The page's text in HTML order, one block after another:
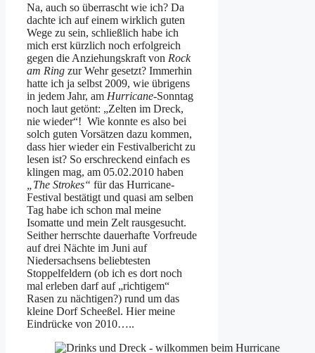
Na, auch so überrascht wie ich? Da
dachte ich auf einem wirklich guten
Wege zu sein, schließlich habe ich
mich erst kürzlich noch erfolgreich
gegen die Anziehungskraft von Rock
am Ring zur Wehr gesetzt? Immerhin
hatte ich ja selbst 2009, wie übrigens
in jedem Jahr, am Hurricane-Sonntag
noch laut getönt: „Zelten im Dreck,
nie wieder“! Wie konnte es also bei
solch guten Vorsätzen dazu kommen,
dass hier wieder ein Festivalbericht zu
lesen ist? So erschreckend einfach es
klingen mag, am 05.02.2010 haben
„The Strokes“ für das Hurricane-
Festival bestätigt und quasi am selben
Tag habe ich schon mal meine
Isomatte und mein Zelt rausgesucht.
Seither herrschte dauerhafte Vorfreude
auf drei Nächte im Juni auf
Niedersachsens beliebtesten
Stoppelfeldern (ob ich es dort noch
mal erleben darf auf „richtigem“
Rasen zu nächtigen?) rund um das
kleine Dorf Scheeßel. Hier meine
Eindrücke von 2010…..